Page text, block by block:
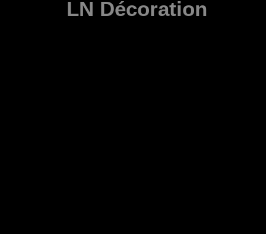
LN Décoration